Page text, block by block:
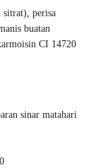
sitrat), perisa
buatan
CI 14720
sinar matahari